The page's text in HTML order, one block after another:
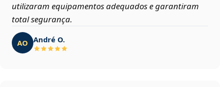
utilizaram equipamentos adequados e garantiram
total segurança.
AO André O.